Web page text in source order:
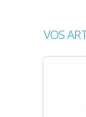
VOS